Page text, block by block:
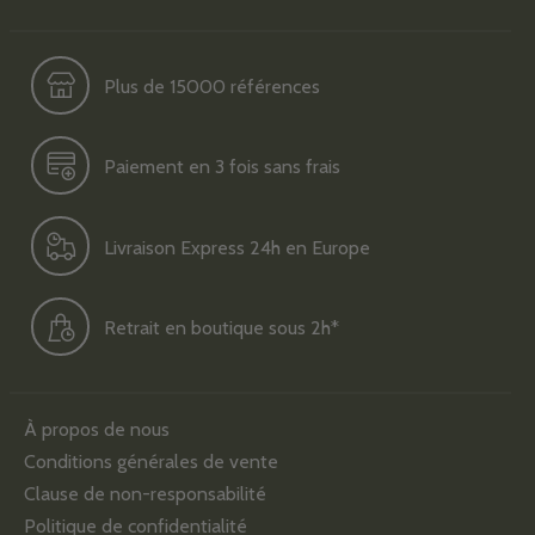
Plus de 15000 références
Paiement en 3 fois sans frais
Livraison Express 24h en Europe
Retrait en boutique sous 2h*
À propos de nous
Conditions générales de vente
Clause de non-responsabilité
Politique de confidentialité